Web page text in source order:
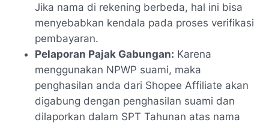
Jika nama di rekening berbeda, hal ini bisa
menyebabkan kendala pada proses verifikasi
pembayaran.
Pelaporan Pajak Gabungan: Karena
menggunakan NPWP suami, maka
penghasilan anda dari Shopee Affiliate akan
digabung dengan penghasilan suami dan
dilaporkan dalam SPT Tahunan atas nama